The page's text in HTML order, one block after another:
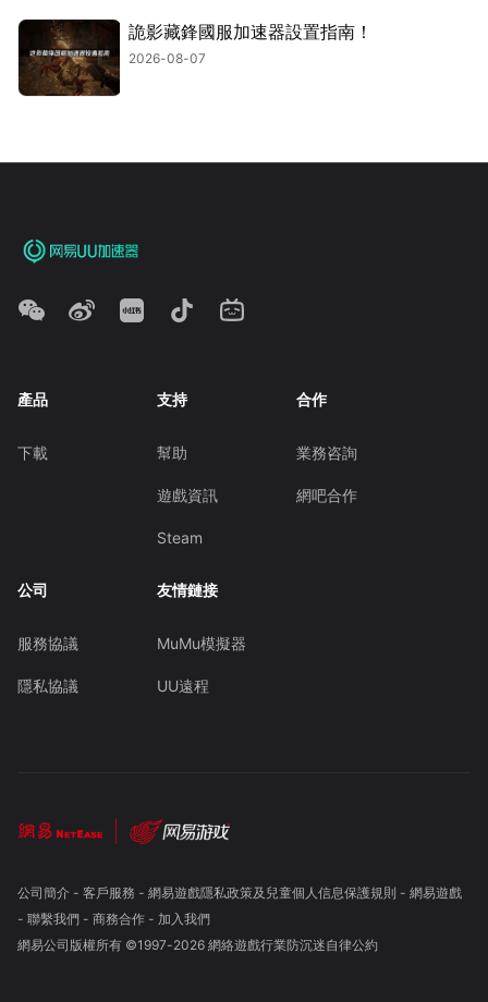
詭影藏鋒國服加速器設置指南！
2026-08-07
產品
下載
支持
幫助
遊戲資訊
Steam
合作
業務咨詢
網吧合作
公司
服務協議
隱私協議
友情鏈接
MuMu模擬器
UU遠程
公司簡介- 客戶服務 - 網易遊戲隱私政策及兒童個人信息保護規則 - 網易遊戲
- 聯繫我們- 商務合作- 加入我們
網易公司版權所有 ©1997-2026 網絡遊戲行業防沉迷自律公約